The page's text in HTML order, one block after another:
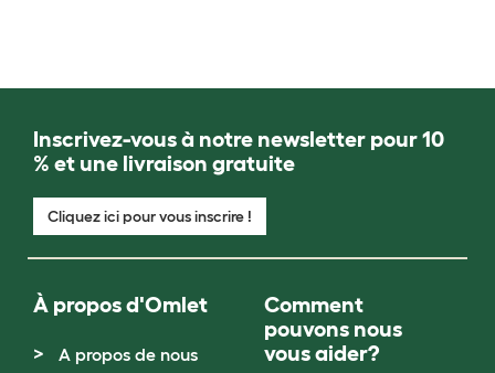
Inscrivez-vous à notre newsletter pour 10
% et une livraison gratuite
Cliquez ici pour vous inscrire !
À propos d'Omlet
A propos de nous
Comment
pouvons nous
vous aider?